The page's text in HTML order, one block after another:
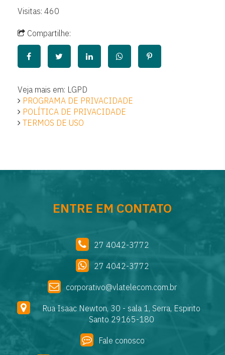
Visitas: 460
Compartilhe:
Veja mais em: LGPD
PROGRAMA DE PRIVACIDADE
POLÍTICA DE PRIVACIDADE
TERMOS DE USO
ENTRE EM CONTATO
27 4042-3772
27 4042-3772
corporativo@vlatelecom.com.br
Rua Isaac Newton, 30 - sala 1, Serra, Espirito
Santo 29165-180
Fale conosco